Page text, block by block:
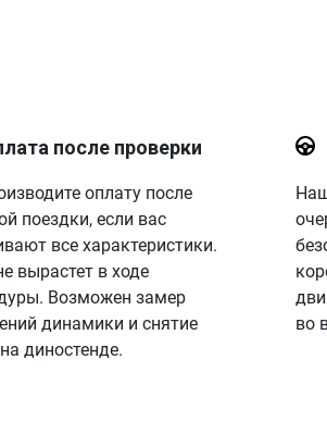
после проверки
оплату после
поездки, если вас
все характеристики.
вырастет в ходе
Возможен замер
динамики и снятие
диностенде.
во